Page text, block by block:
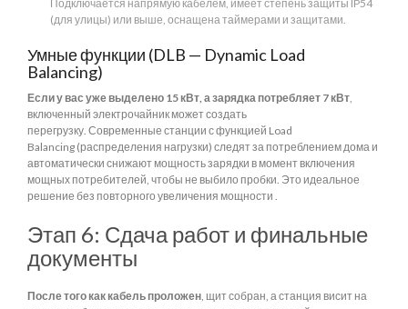
Подключается напрямую кабелем, имеет степень защиты IP54
(для улицы) или выше, оснащена таймерами и защитами.
Умные функции (DLB — Dynamic Load
Balancing)
Если у вас уже выделено 15 кВт, а зарядка потребляет 7 кВт
включенный электрочайник может создать
перегрузку. Современные станции с функцией Load
Balancing (распределения нагрузки) следят за потреблением дома и
автоматически снижают мощность зарядки в момент включения
мощных потребителей, чтобы не выбило пробки. Это идеальное
решение без повторного увеличения мощности .
Этап 6: Сдача работ и финальные
документы
После того как кабель проложен , щит собран, а станция висит на